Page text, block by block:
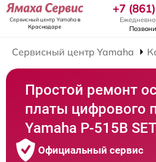
Сервисный центр Yamahaв
Краснодаре
+7
Сервисный центр Yamaha
Простой ремонт
платы цифрового
Yamaha P-515B SET
Официальный сервис